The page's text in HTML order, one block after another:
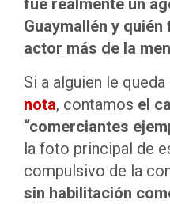
Guaymallén y
actor más de la
Si a alguien le queda
nota, contamos el
“comerciantes
la foto principal de
compulsivo de la
sin habilitación